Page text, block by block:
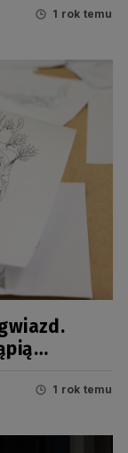
1 rok temu
1 rok temu